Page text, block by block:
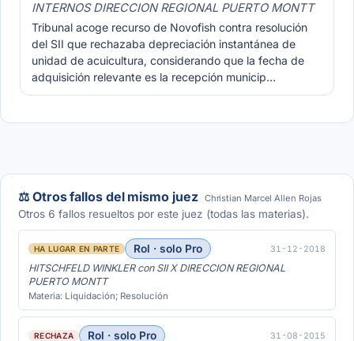
INTERNOS DIRECCION REGIONAL PUERTO MONTT
Tribunal acoge recurso de Novofish contra resolución
del SII que rechazaba depreciación instantánea de
unidad de acuicultura, considerando que la fecha de
adquisición relevante es la recepción municip…
⚖️ Otros fallos del mismo juez Christian Marcel Allen Rojas
Otros 6 fallos resueltos por este juez (todas las materias).
HA LUGAR EN PARTE Rol · solo Pro 31-12-2018
HITSCHFELD WINKLER con SII X DIRECCION REGIONAL
PUERTO MONTT
Materia: Liquidación; Resolución
RECHAZA Rol · solo Pro 31-08-2015